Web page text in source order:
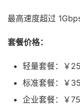
最高速度超过
套餐价格：
轻量套餐：￥
标准套餐：￥
企业套餐：￥